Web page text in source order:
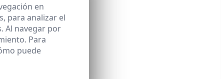
en
para analizar el
Al navegar por
Para
puede